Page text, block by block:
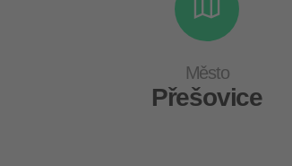
Město
Přešovice